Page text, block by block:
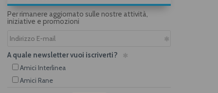
Per rimanere aggiornato sulle nostre attività,
iniziative e promozioni
A quale newsletter vuoi iscriverti?
Amici Interlinea
Amici Rane